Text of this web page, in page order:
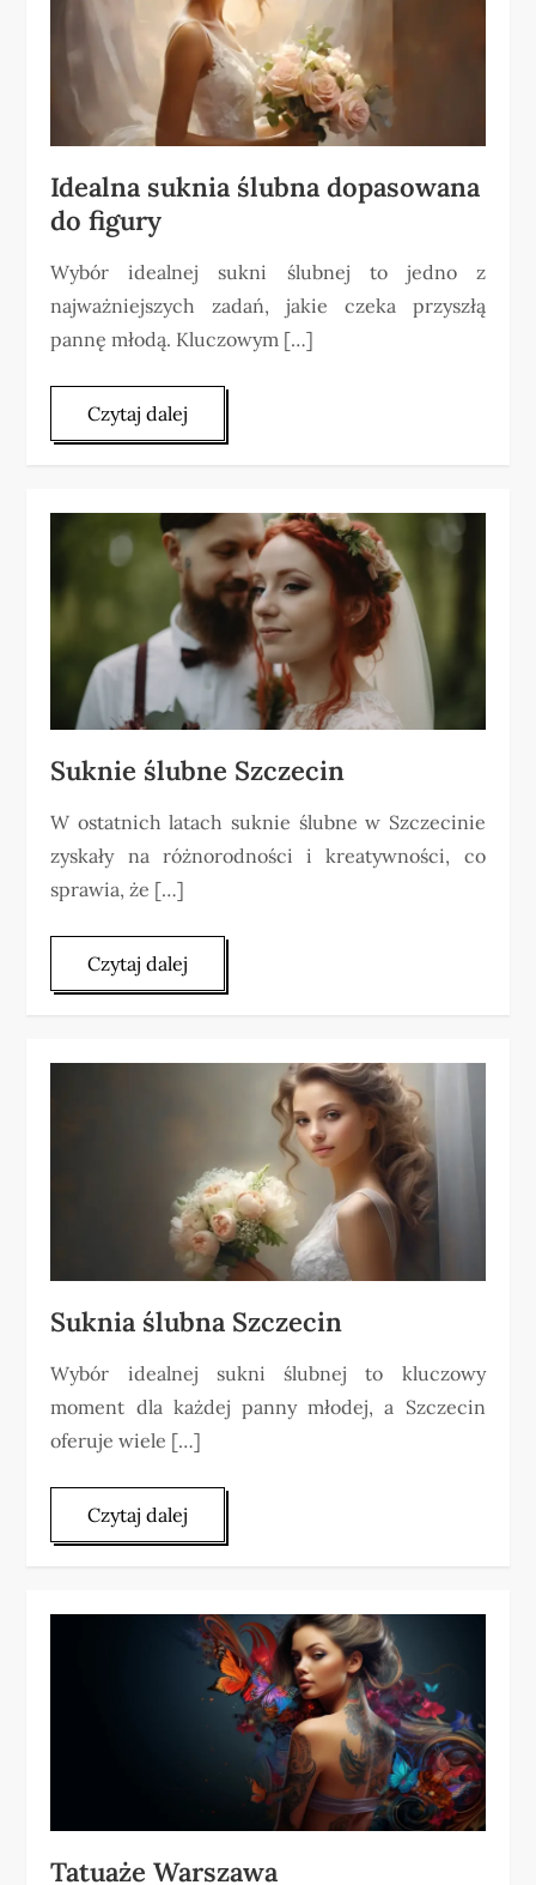
Idealna suknia ślubna dopasowana
do figury
Wybór idealnej sukni ślubnej to jedno z
najważniejszych zadań, jakie czeka przyszłą
pannę młodą. Kluczowym […]
Czytaj dalej
Suknie ślubne Szczecin
W ostatnich latach suknie ślubne w Szczecinie
zyskały na różnorodności i kreatywności, co
sprawia, że […]
Czytaj dalej
Suknia ślubna Szczecin
Wybór idealnej sukni ślubnej to kluczowy
moment dla każdej panny młodej, a Szczecin
oferuje wiele […]
Czytaj dalej
Tatuaże Warszawa